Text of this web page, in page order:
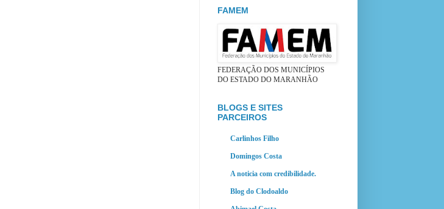
FAMEM
FEDERAÇÃO DOS MUNICÍPIOS
DO ESTADO DO MARANHÃO
BLOGS E SITES
PARCEIROS
Carlinhos Filho
Domingos Costa
A noticia com credibilidade.
Blog do Clodoaldo